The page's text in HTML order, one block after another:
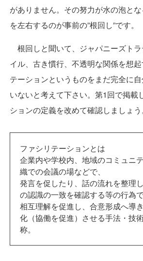
がありません。その努力が水の泡と
を左右するのが事前の”根回し”です。
根回しと聞いて、ジャパニーズト
イル、古き慣行、不透明な関係を想
テーションというものをまだ完全に
いないと考えて下さい。第1回で掲載
ションの定義を改めて確認しましょう
ファシリテーションとは
企業内や学校内、地域のコミュニ
織での会議の場などで、
発言を促したり、話の流れを整理
の認識の一致を確認する等の行為で
相互理解を促進し、合意形成へ導
化（協働を促進）させる手法・技
称。